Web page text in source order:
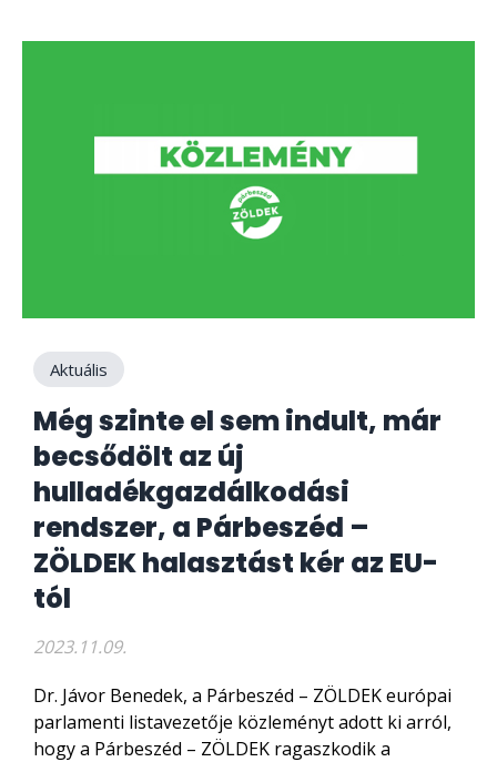
Aktuális
Még szinte el sem indult, már
becsődölt az új
hulladékgazdálkodási
rendszer, a Párbeszéd –
ZÖLDEK halasztást kér az EU-
tól
2023.11.09.
Dr. Jávor Benedek, a Párbeszéd – ZÖLDEK európai
parlamenti listavezetője közleményt adott ki arról,
hogy a Párbeszéd – ZÖLDEK ragaszkodik a